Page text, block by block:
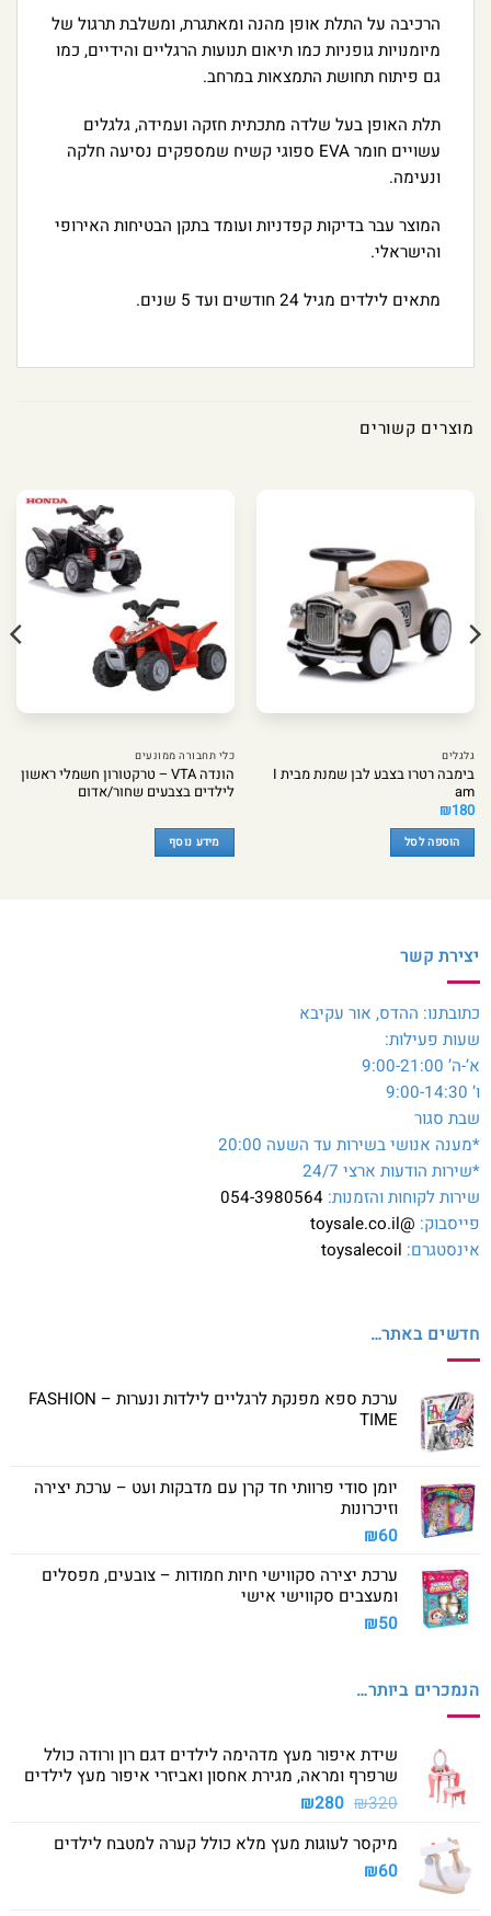
הרכיבה על התלת אופן מהנה ומאתגרת, ומשלבת תרגול של
מיומנויות גופניות כמו תיאום תנועות הרגליים והידיים, כמו
גם פיתוח תחושת התמצאות במרחב.
תלת האופן בעל שלדה מתכתית חזקה ועמידה, גלגלים
עשויים חומר EVA ספוגי קשיח שמספקים נסיעה חלקה
ונעימה.
המוצר עבר בדיקות קפדניות ועומד בתקן הבטיחות האירופי
והישראלי.
מתאים לילדים מגיל 24 חודשים ועד 5 שנים.
מוצרים קשורים
גלגלים
בימבה רטרו בצבע לבן שמנת מבית I
am
₪180
הוספה לסל
כלי תחבורה ממונעים
הונדה VTA – טרקטורון חשמלי ראשון
לילדים בצבעים שחור/אדום
מידע נוסף
יצירת קשר
כתובתנו: ההדס, אור עקיבא
שעות פעילות:
א’-ה’ 9:00-21:00
ו’ 9:00-14:30
שבת סגור
*מענה אנושי בשירות עד השעה 20:00
*שירות הודעות ארצי 24/7
שירות לקוחות והזמנות: 054-3980564
פייסבוק: @toysale.co.il
אינסטגרם: toysalecoil
חדשים באתר…
ערכת ספא מפנקת לרגליים לילדות ונערות – FASHION
TIME
יומן סודי פרוותי חד קרן עם מדבקות ועט – ערכת יצירה
וזיכרונות
₪60
ערכת יצירה סקווישי חיות חמודות – צובעים, מפסלים
ומעצבים סקווישי אישי
₪50
הנמכרים ביותר…
שידת איפור מעץ מדהימה לילדים דגם רון ורודה כולל
שרפרף ומראה, מגירת אחסון ואביזרי איפור מעץ לילדים
₪320
המחיר
היה:
₪280 המחיר
הוא:
מיקסר לעוגות מעץ מלא כולל קערה למטבח לילדים
₪60